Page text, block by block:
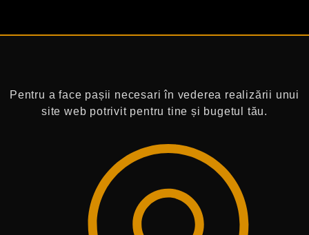
Pentru a face pașii necesari în vederea realizării unui
site web potrivit pentru tine și bugetul tău.